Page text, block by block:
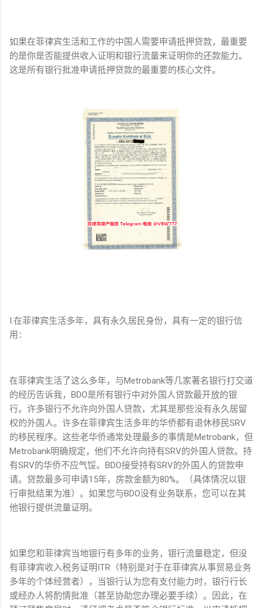
如果在菲律宾生活和工作的中国人需要申请抵押贷款，最重要
的是你是否能提供收入证明和银行流量来证明你的还款能力。
这是所有银行批准申请抵押贷款的最重要的核心文件。
I.在菲律宾生活多年，具有永久居民身份，具有一定的银行信
用：
在菲律宾生活了这么多年，与Metrobank等几家著名银行打交道
的经历告诉我，BDO是所有银行中对外国人贷款最开放的银
行。许多银行不允许向外国人贷款，尤其是那些没有永久居留
权的外国人。许多在菲律宾生活多年的华侨都有退休移民SRV
的移民程序。这些老华侨通常处理最多的事情是Metrobank，但
Metrobank明确规定，他们不允许向持有SRV的外国人贷款。持
有SRV的华侨不应气馁。BDO接受持有SRV的外国人的贷款申
请。贷款最多可申请15年，房款金额为80%。（具体情况以银
行审批结果为准）。如果您与BDO没有业务联系，您可以在其
他银行提供流量证明。
如果您和菲律宾当地银行有多年的业务，银行流量稳定，但没
有菲律宾收入税务证明ITR（特别是对于在菲律宾从事贸易业务
多年的个体经营者），当银行认为您有支付能力时，银行行长
或经办人将酌情批准（甚至协助您办理必要手续）。因此，在